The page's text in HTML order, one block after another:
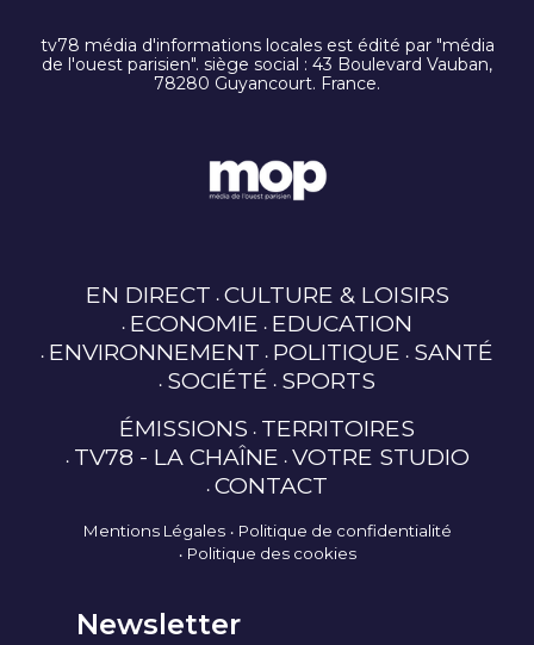
tv78 média d'informations locales est édité par "média
de l'ouest parisien". siège social : 43 Boulevard Vauban,
78280 Guyancourt. France.
EN DIRECT CULTURE & LOISIRS
ECONOMIE EDUCATION
ENVIRONNEMENT POLITIQUE SANTÉ
SOCIÉTÉ SPORTS
ÉMISSIONS TERRITOIRES
TV78 - LA CHAÎNE VOTRE STUDIO
CONTACT
Mentions Légales
Politique de confidentialité
Politique des cookies
Newsletter